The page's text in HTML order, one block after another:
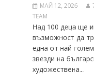
МАЙ 12, 2026
TEAM
Над 100 деца ще
възможност да
една от най-
звезди на
художествена...